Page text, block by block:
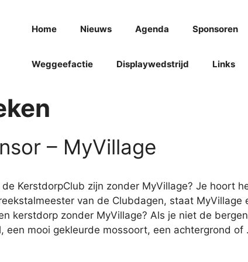
Home Nieuws Agenda Sponsoren
Weggeefactie Displaywedstrijd Links
– MyVillage
de KerstdorpClub zijn zonder MyVillage? Je hoort
van de Clubdagen, staat MyVillage
kerstdorp zonder MyVillage? Als je niet de
een mooi gekleurde mossoort, een achtergrond of